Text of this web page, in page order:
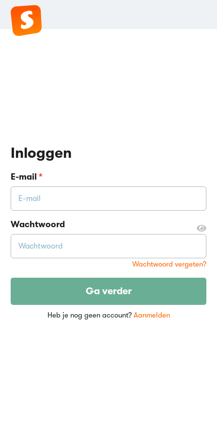
Inloggen
E-mail*
Wachtwoord
Wachtwoord vergeten?
Ga verder
Heb je nog geen account? Aanmelden